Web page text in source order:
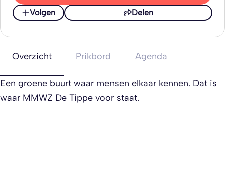
Volgen Delen
Overzicht Prikbord Agenda
Een groene buurt waar mensen elkaar kennen. Dat is
waar MMWZ De Tippe voor staat.